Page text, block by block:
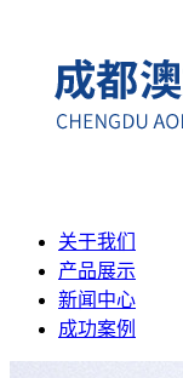
关于我们
产品展示
新闻中心
成功案例